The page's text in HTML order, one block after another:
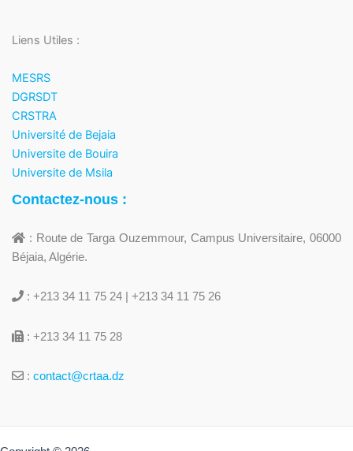
Liens Utiles :
MESRS
DGRSDT
CRSTRA
Université de Bejaia
Universite de Bouira
Universite de Msila
Contactez-nous :
: Route de Targa Ouzemmour, Campus Universitaire, 06000
Béjaia, Algérie.
: +213 34 11 75 24 | +213 34 11 75 26
: +213 34 11 75 28
: contact@crtaa.dz